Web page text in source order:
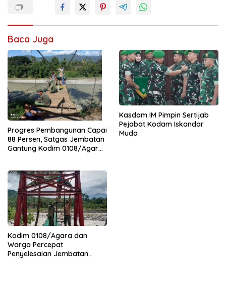
Baca Juga
Progres Pembangunan Capai
88 Persen, Satgas Jembatan
Gantung Kodim 0108/Agara
Kasdam IM Pimpin Sertijab
Pejabat Kodam Iskandar
Muda
Kodim 0108/Agara dan
Warga Percepat
Penyelesaian Jembatan